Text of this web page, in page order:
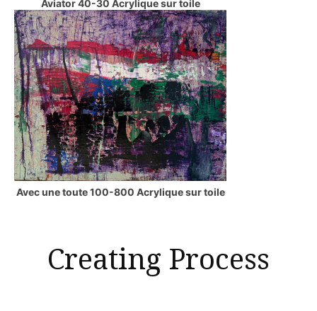
Aviator 40-30 Acrylique sur toile
Avec une toute 100-800 Acrylique sur toile
Creating Process